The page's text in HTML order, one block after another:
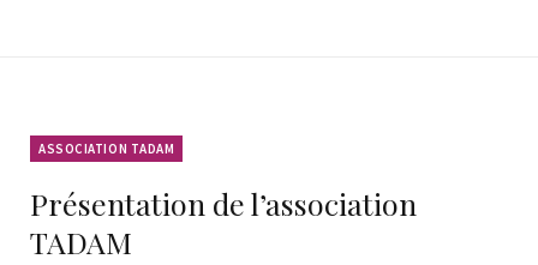
ASSOCIATION TADAM
Présentation de l’association
TADAM